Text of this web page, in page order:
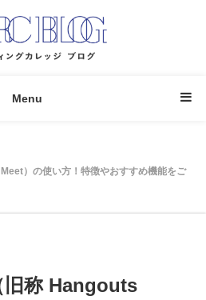
Menu
）の使い方！特徴やおすすめ機能をご
称 Hangouts